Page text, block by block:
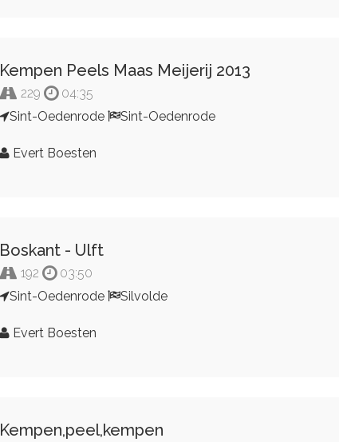
Kempen Peels Maas Meijerij 2013
229
04:35
Sint-Oedenrode
Sint-Oedenrode
Evert Boesten
Boskant - Ulft
192
03:50
Sint-Oedenrode
Silvolde
Evert Boesten
Kempen,peel,kempen